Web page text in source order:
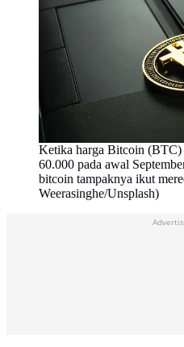
Ketika harga Bitcoin
60.000 pada awal
bitcoin tampaknya ikut
Weerasinghe/Unsplash)